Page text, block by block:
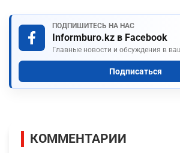
ПОДПИШИТЕСЬ НА НАС
Informburo.kz в Facebook
Главные новости и обсуждения в
Подписаться
КОММЕНТАРИИ